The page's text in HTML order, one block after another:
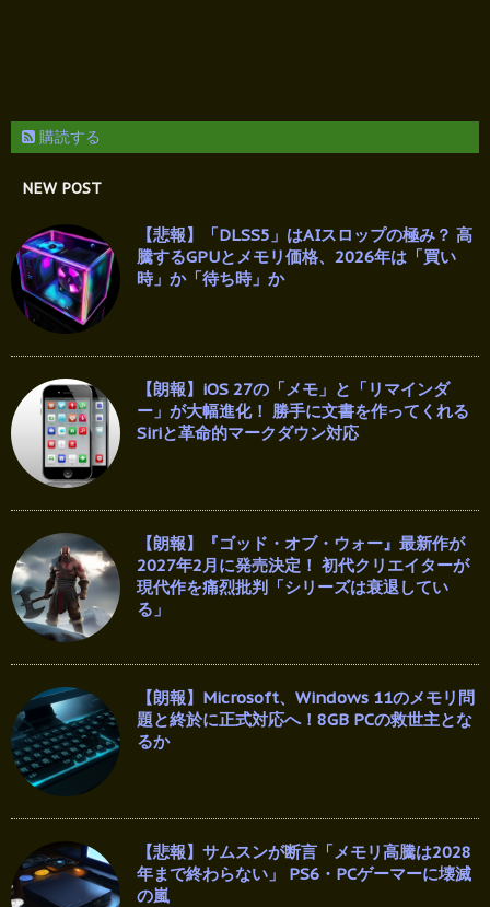
購読する
NEW POST
【悲報】「DLSS5」はAIスロップの極み？ 高
騰するGPUとメモリ価格、2026年は「買い
時」か「待ち時」か
【朗報】iOS 27の「メモ」と「リマインダ
ー」が大幅進化！ 勝手に文書を作ってくれる
Siriと革命的マークダウン対応
【朗報】『ゴッド・オブ・ウォー』最新作が
2027年2月に発売決定！ 初代クリエイターが
現代作を痛烈批判「シリーズは衰退してい
る」
【朗報】Microsoft、Windows 11のメモリ問
題と終於に正式対応へ！8GB PCの救世主とな
るか
【悲報】サムスンが断言「メモリ高騰は2028
年まで終わらない」 PS6・PCゲーマーに壊滅
の嵐